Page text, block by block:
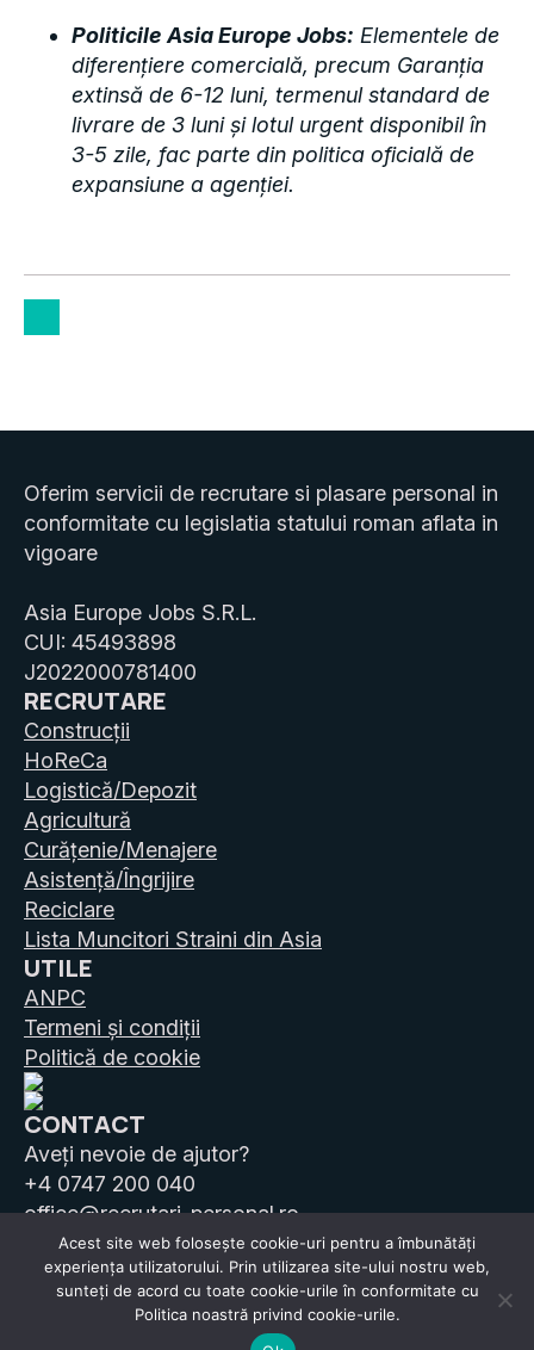
Politicile Asia Europe Jobs: Elementele de
diferențiere comercială, precum Garanția
extinsă de 6-12 luni, termenul standard de
livrare de 3 luni și lotul urgent disponibil în
3-5 zile, fac parte din politica oficială de
expansiune a agenției.
Oferim servicii de recrutare si plasare personal in
conformitate cu legislatia statului roman aflata in
vigoare
Asia Europe Jobs S.R.L.
CUI: 45493898
J2022000781400
RECRUTARE
Construcții
HoReCa
Logistică/Depozit
Agricultură
Curățenie/Menajere
Asistență/Îngrijire
Reciclare
Lista Muncitori Straini din Asia
UTILE
ANPC
Termeni și condiții
Politică de cookie
CONTACT
Aveți nevoie de ajutor?
+4 0747 200 040
office@recrutari-personal.ro
Acest site web folosește cookie-uri pentru a îmbunătăți
experiența utilizatorului. Prin utilizarea site-ului nostru web,
sunteți de acord cu toate cookie-urile în conformitate cu
Politica noastră privind cookie-urile.